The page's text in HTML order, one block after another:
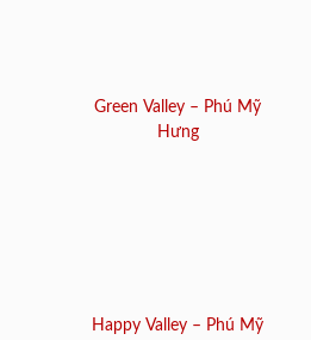
Green Valley – Phú Mỹ
Hưng
Happy Valley – Phú Mỹ